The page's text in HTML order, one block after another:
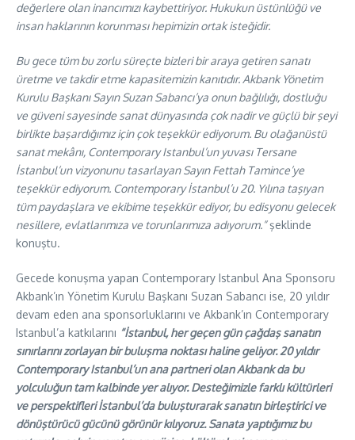
değerlere olan inancımızı kaybettiriyor. Hukukun üstünlüğü ve
insan haklarının korunması hepimizin ortak isteğidir.
Bu gece tüm bu zorlu süreçte bizleri bir araya getiren sanatı
üretme ve takdir etme kapasitemizin kanıtıdır. Akbank Yönetim
Kurulu Başkanı Sayın Suzan Sabancı’ya onun bağlılığı, dostluğu
ve güveni sayesinde sanat dünyasında çok nadir ve güçlü bir şeyi
birlikte başardığımız için çok teşekkür ediyorum. Bu olağanüstü
sanat mekânı, Contemporary Istanbul’un yuvası Tersane
İstanbul’un vizyonunu tasarlayan Sayın Fettah Tamince’ye
teşekkür ediyorum. Contemporary İstanbul’u 20. Yılına taşıyan
tüm paydaşlara ve ekibime teşekkür ediyor, bu edisyonu gelecek
nesillere, evlatlarımıza ve torunlarımıza adıyorum.” şeklinde
konuştu.
Gecede konuşma yapan Contemporary Istanbul Ana Sponsoru
Akbank’ın Yönetim Kurulu Başkanı Suzan Sabancı ise, 20 yıldır
devam eden ana sponsorluklarını ve Akbank’ın Contemporary
Istanbul’a katkılarını “İstanbul, her geçen gün çağdaş sanatın
sınırlarını zorlayan bir buluşma noktası haline geliyor. 20 yıldır
Contemporary Istanbul’un ana partneri olan Akbank da bu
yolculuğun tam kalbinde yer alıyor. Desteğimizle farklı kültürleri
ve perspektifleri İstanbul’da buluşturarak sanatın birleştirici ve
dönüştürücü gücünü görünür kılıyoruz. Sanata yaptığımız bu